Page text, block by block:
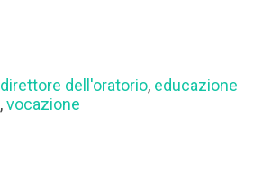
direttore dell'oratorio, educazione
,vocazione